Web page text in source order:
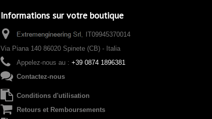
Informations sur votre boutique
IT09945370014
Via Piana 140 86020 Spinete (CB) - Italia
Appelez-nous au : +39 0874 1896381
Contactez-nous
Conditions d'utilisation
Retours et Remboursements